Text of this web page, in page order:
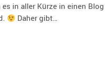
in aller Kürze in einen
Daher gibt…